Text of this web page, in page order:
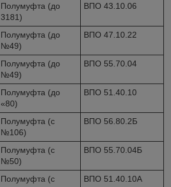
Полумуфта (до
3181)
ВПО 43.10.06
Полумуфта (до
№49)
ВПО 47.10.22
Полумуфта (до
№49)
ВПО 55.70.04
Полумуфта (до
«80)
ВПО 51.40.10
Полумуфта (с
№106)
ВПО 56.80.2Б
Полумуфта (с
№50)
ВПО 55.70.04Б
Полумуфта (с
ВПО 51.40.10А